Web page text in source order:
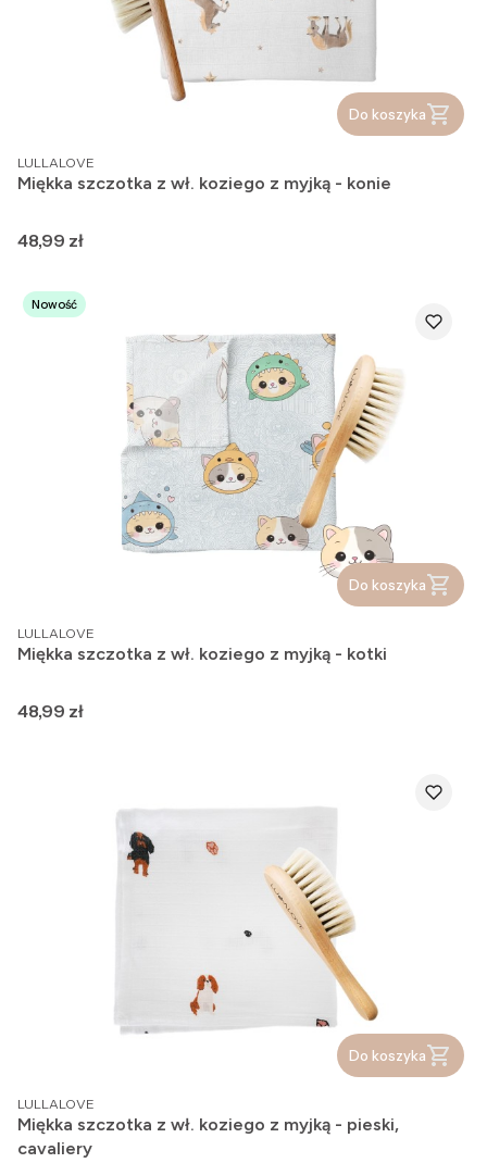
Do koszyka
PRODUCENT
LULLALOVE
Miękka szczotka z wł. koziego z myjką - konie
Cena
48,99 zł
Nowość
Do koszyka
PRODUCENT
LULLALOVE
Miękka szczotka z wł. koziego z myjką - kotki
Cena
48,99 zł
Do koszyka
PRODUCENT
LULLALOVE
Miękka szczotka z wł. koziego z myjką - pieski,
cavaliery